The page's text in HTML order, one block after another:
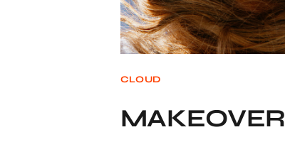
CLOUD
MAKEOVER